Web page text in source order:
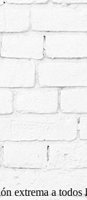
extrema a todos